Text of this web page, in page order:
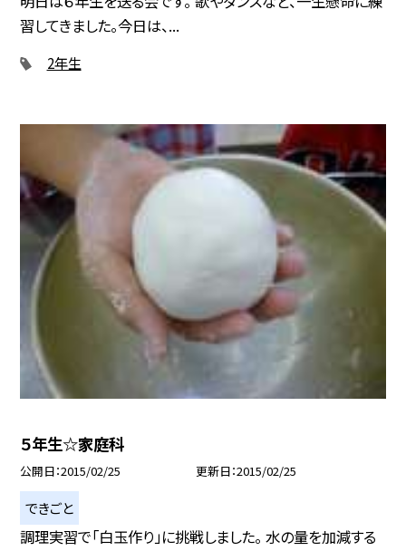
習してきました。今日は、...
2年生
５年生☆家庭科
公開日 2015/02/25 更新日 2015/02/25
できごと
調理実習で「白玉作り」に挑戦しました。 水の量を加減する